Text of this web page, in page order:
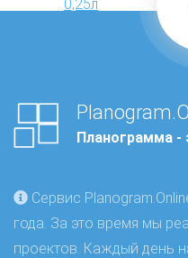
Планограмма -
Сервис
года. За это время мы
проектов. Каждый день